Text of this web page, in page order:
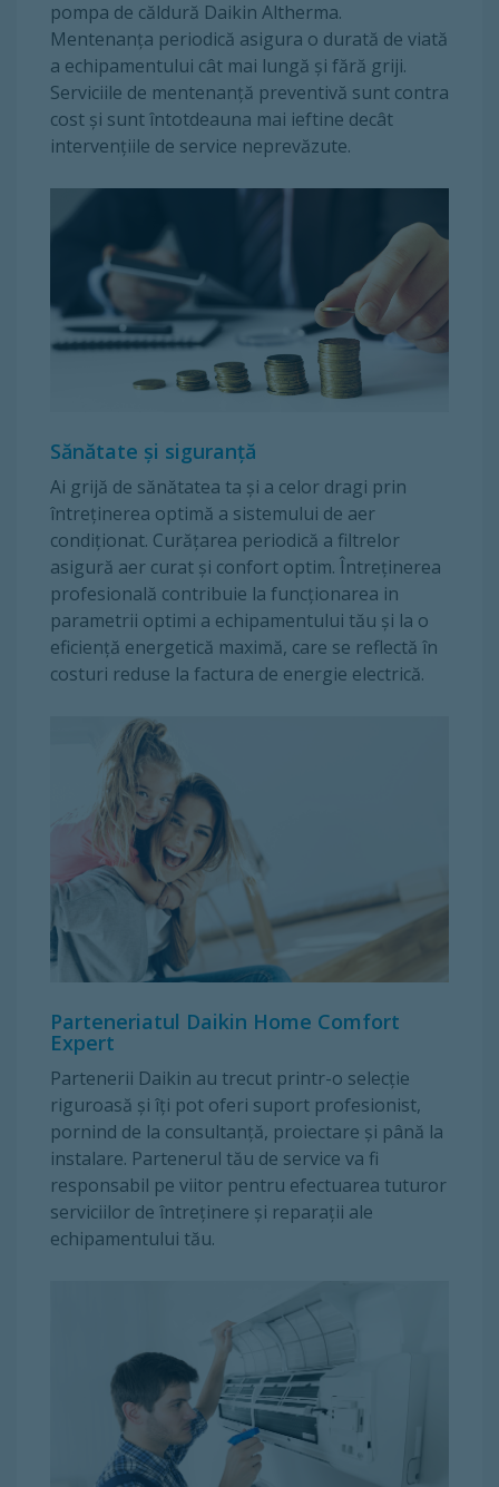
pompa de căldură Daikin Altherma.
Mentenanța periodică asigura o durată de viată
a echipamentului cât mai lungă şi fără griji.
Serviciile de mentenanță preventivă sunt contra
cost și sunt întotdeauna mai ieftine decât
intervențiile de service neprevăzute.
Sănătate și siguranță
Ai grijă de sănătatea ta și a celor dragi prin
întreținerea optimă a sistemului de aer
condiționat. Curățarea periodică a filtrelor
asigură aer curat și confort optim. Întreținerea
profesională contribuie la funcționarea in
parametrii optimi a echipamentului tău și la o
eficiență energetică maximă, care se reflectă în
costuri reduse la factura de energie electrică.
Parteneriatul Daikin Home Comfort
Expert
Partenerii Daikin au trecut printr-o selecţie
riguroasă şi îţi pot oferi suport profesionist,
pornind de la consultanţă, proiectare şi până la
instalare. Partenerul tău de service va fi
responsabil pe viitor pentru efectuarea tuturor
serviciilor de întreținere și reparații ale
echipamentului tău.